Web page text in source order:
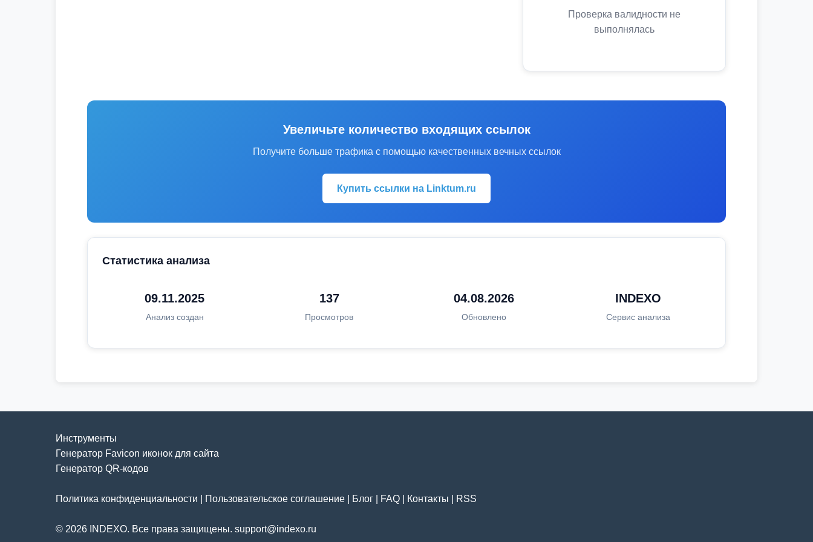
Проверка валидности не
выполнялась
Увеличьте количество входящих ссылок
Получите больше трафика с помощью качественных вечных ссылок
Купить ссылки на Linktum.ru
Статистика анализа
09.11.2025
Анализ создан
137
Просмотров
04.08.2026
Обновлено
INDEXO
Сервис анализа
Инструменты
Генератор Favicon иконок для сайта
Генератор QR-кодов
Политика конфиденциальности Пользовательское соглашение Блог FAQ Контакты RSS
© 2026 INDEXO. Все права защищены. support@indexo.ru